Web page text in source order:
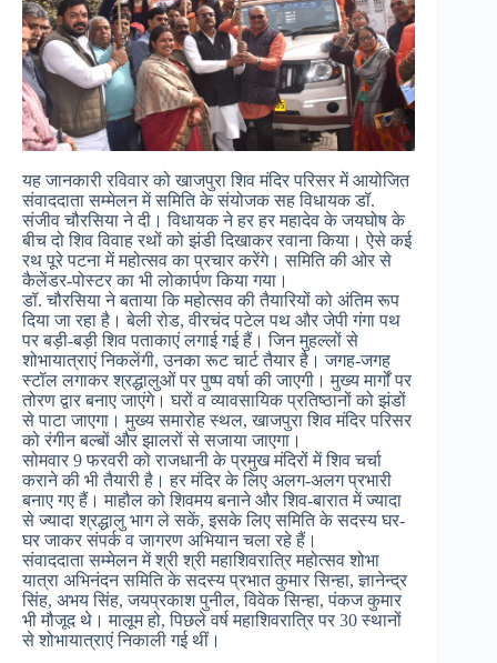
यह जानकारी रविवार को खाजपुरा शिव मंदिर परिसर में आयोजित
संवाददाता सम्मेलन में समिति के संयोजक सह विधायक डॉ.
संजीव चौरसिया ने दी। विधायक ने हर हर महादेव के जयघोष के
बीच दो शिव विवाह रथों को झंडी दिखाकर रवाना किया। ऐसे कई
रथ पूरे पटना में महोत्सव का प्रचार करेंगे। समिति की ओर से
कैलेंडर-पोस्टर का भी लोकार्पण किया गया।
डॉ. चौरसिया ने बताया कि महोत्सव की तैयारियों को अंतिम रूप
दिया जा रहा है। बेली रोड, वीरचंद पटेल पथ और जेपी गंगा पथ
पर बड़ी-बड़ी शिव पताकाएं लगाई गई हैं। जिन मुहल्लों से
शोभायात्राएं निकलेंगी, उनका रूट चार्ट तैयार है। जगह-जगह
स्टॉल लगाकर श्रद्धालुओं पर पुष्प वर्षा की जाएगी। मुख्य मार्गों पर
तोरण द्वार बनाए जाएंगे। घरों व व्यावसायिक प्रतिष्ठानों को झंडों
से पाटा जाएगा। मुख्य समारोह स्थल, खाजपुरा शिव मंदिर परिसर
को रंगीन बल्बों और झालरों से सजाया जाएगा।
सोमवार 9 फरवरी को राजधानी के प्रमुख मंदिरों में शिव चर्चा
कराने की भी तैयारी है। हर मंदिर के लिए अलग-अलग प्रभारी
बनाए गए हैं। माहौल को शिवमय बनाने और शिव-बारात में ज्यादा
से ज्यादा श्रद्धालु भाग ले सकें, इसके लिए समिति के सदस्य घर-
घर जाकर संपर्क व जागरण अभियान चला रहे हैं।
संवाददाता सम्मेलन में श्री श्री महाशिवरात्रि महोत्सव शोभा
यात्रा अभिनंदन समिति के सदस्य प्रभात कुमार सिन्हा, ज्ञानेन्द्र
सिंह, अभय सिंह, जयप्रकाश पुनील, विवेक सिन्हा, पंकज कुमार
भी मौजूद थे। मालूम हो, पिछले वर्ष महाशिवरात्रि पर 30 स्थानों
से शोभायात्राएं निकाली गई थीं।